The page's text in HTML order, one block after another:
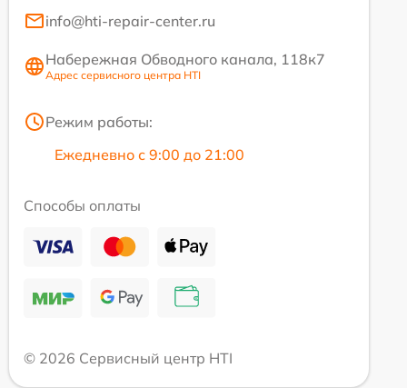
info@hti-repair-center.ru
Набережная Обводного канала, 118к7
Адрес сервисного центра HTI
Режим работы:
Ежедневно с 9:00 до 21:00
Способы оплаты
© 2026 Сервисный центр HTI